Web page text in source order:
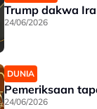
Trump dakwa
24/06/2026
DUNIA
Pemeriksaan
24/06/2026